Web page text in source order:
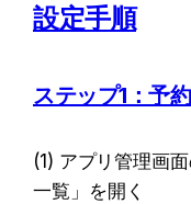
設定手順
ステップ1：予
(1) アプリ管理画
一覧」を開く